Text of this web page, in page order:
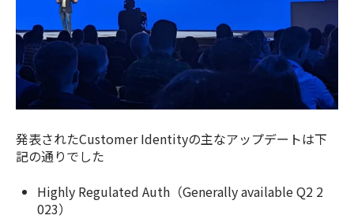
発表されたCustomer Identityの主なアップデートは下
記の通りでした
Highly Regulated Auth（Generally available Q2 2
023）